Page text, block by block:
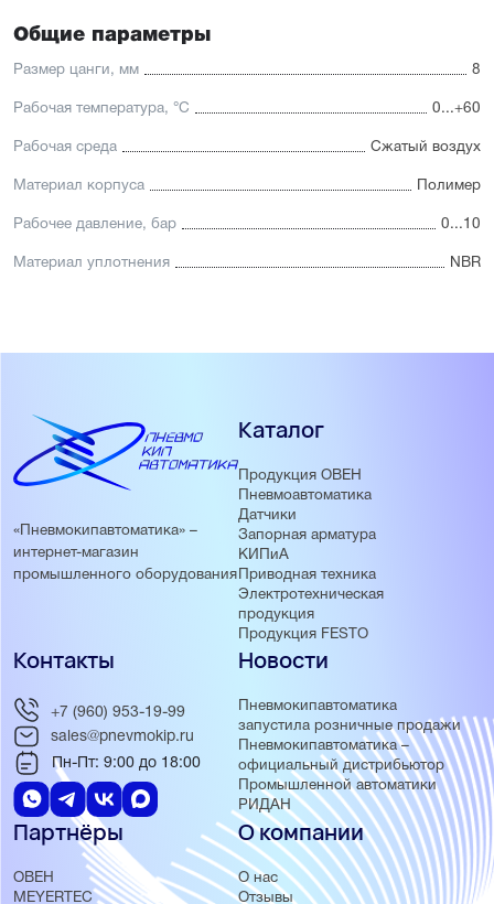
Общие параметры
Размер цанги, мм 8
Рабочая температура, °С 0...+60
Рабочая среда Сжатый воздух
Материал корпуса Полимер
Рабочее давление, бар 0...10
Материал уплотнения NBR
«Пневмокипавтоматика» –
интернет-магазин
промышленного оборудования
Каталог
Продукция ОВЕН
Пневмоавтоматика
Датчики
Запорная арматура
КИПиА
Приводная техника
Электротехническая
продукция
Продукция FESTO
Новости
Пневмокипавтоматика
запустила розничные продажи
Пневмокипавтоматика –
официальный дистрибьютор
Промышленной автоматики
РИДАН
Партнёры
ОВЕН
MEYERTEC
О компании
О нас
Отзывы
Контакты
+7 (960) 953-19-99
sales@pnevmokip.ru
Пн-Пт: 9:00 до 18:00